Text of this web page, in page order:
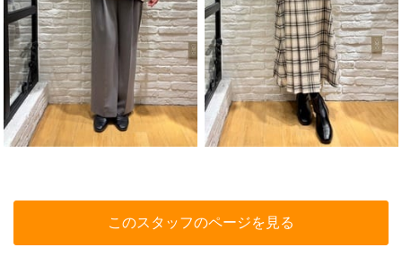
このスタッフのページを見る